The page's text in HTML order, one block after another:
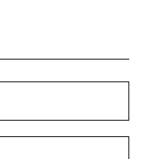
ВоенноВреме
Мир